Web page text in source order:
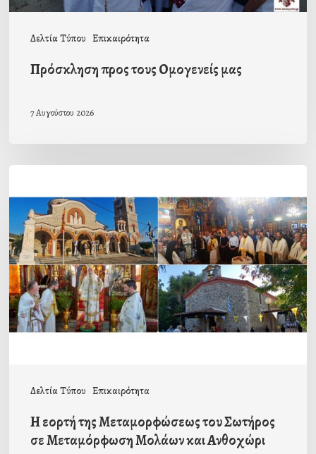
Δελτία Τύπου Επικαιρότητα
Πρόσκληση προς τους Ομογενείς μας
7 Αυγούστου 2026
Δελτία Τύπου Επικαιρότητα
εορτή
της
Μεταμορφώσεως
του
Σωτήρος
σε
Μεταμόρφωση
Η εορτή της Μεταμορφώσεως του Σωτήρος
σε Μεταμόρφωση Μολάων και Ανθοχώρι